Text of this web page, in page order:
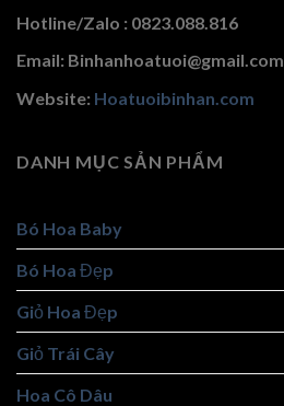
Hotline/Zalo : 0823.088.816
Email: Binhanhoatuoi@gmail.com
Website: Hoatuoibinhan.com
DANH MỤC SẢN PHẨM
Bó Hoa Baby
Bó Hoa Đẹp
Giỏ Hoa Đẹp
Giỏ Trái Cây
Hoa Cô Dâu